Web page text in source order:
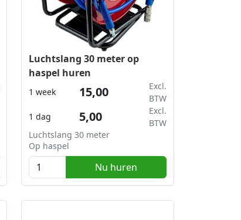
Luchtslang 30 meter op
haspel huren
1 dag 5,00
Excl.
BTW
1 week 15,00
Excl.
BTW
Luchtslang 30 meter
Op haspel
Nu huren